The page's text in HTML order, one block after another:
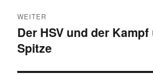
WEITER
Nächster
Beitrag:
Der HSV und der Kampf
Spitze